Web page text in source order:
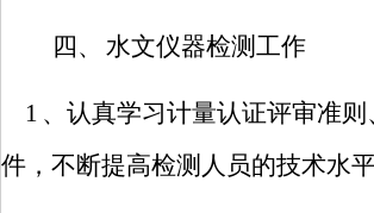
四、 水文仪器检测工作
1 、认真学习计量认证评审准
件，不断提高检测人员的技术水